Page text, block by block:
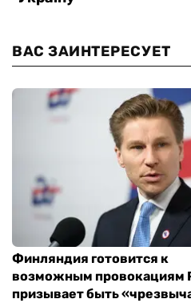
ВАС ЗАИНТЕРЕСУЕТ
Финляндия готовится к
возможным провокациям
призывает быть